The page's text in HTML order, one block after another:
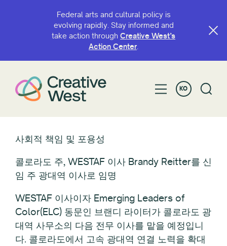
Federal arts and cultural policy is
evolving rapidly. Stay informed and
take action through Creative West’s
Action Center.
KO
사회적 책임 및 포용성
콜로라도 주, WESTAF 이사 Brandy Reitter를 신
임 주 광대역 이사로 임명
WESTAF 이사이자 Emerging Leaders of
Color(ELC) 동문인 브랜디 라이터가 콜로라도 광
대역 사무소의 다음 전무 이사를 맡을 예정입니
다. 콜로라도에서 고속 광대역 연결 노력을 확대